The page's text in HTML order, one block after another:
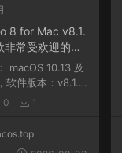
8 for Mac v8.1.
常受欢迎的音
软件版本：v8.1.3
10....
0 1